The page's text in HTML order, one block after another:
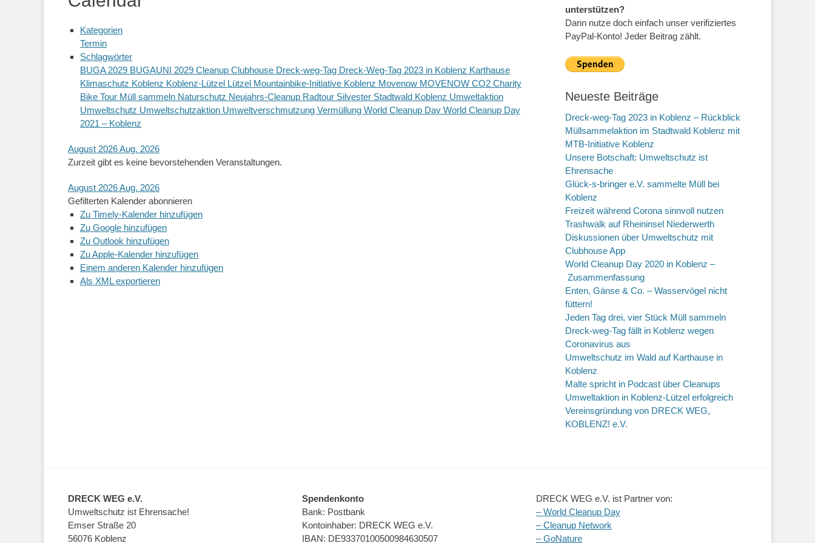
Kategorien
Termin
Schlagwörter
BUGA 2029 BUGAUNI 2029 Cleanup Clubhouse Dreck-weg-Tag Dreck-Weg-Tag 2023 in Koblenz Karthause
Klimaschutz Koblenz Koblenz-Lützel Lützel Mountainbike-Initiative Koblenz Movenow MOVENOW CO2 Charity
Bike Tour Müll sammeln Naturschutz Neujahrs-Cleanup Radtour Silvester Stadtwald Koblenz Umweltaktion
Umweltschutz Umweltschutzaktion Umweltverschmutzung Vermüllung World Cleanup Day World Cleanup Day
2021 – Koblenz
August 2026Aug. 2026
Zurzeit gibt es keine bevorstehenden Veranstaltungen.
August 2026Aug. 2026
Gefilterten Kalender abonnieren
Zu Timely-Kalender hinzufügen
Zu Google hinzufügen
Zu Outlook hinzufügen
Zu Apple-Kalender hinzufügen
Einem anderen Kalender hinzufügen
Als XML exportieren
unterstützen?
Dann nutze doch einfach unser verifiziertes
PayPal-Konto! Jeder Beitrag zählt.
Neueste Beiträge
Dreck-weg-Tag 2023 in Koblenz – Rückblick
Müllsammelaktion im Stadtwald Koblenz mit
MTB-Initiative Koblenz
Unsere Botschaft: Umweltschutz ist
Ehrensache
Glück-s-bringer e.V. sammelte Müll bei
Koblenz
Freizeit während Corona sinnvoll nutzen
Trashwalk auf Rheininsel Niederwerth
Diskussionen über Umweltschutz mit
Clubhouse App
World Cleanup Day 2020 in Koblenz –
Zusammenfassung
Enten, Gänse & Co. – Wasservögel nicht
füttern!
Jeden Tag drei, vier Stück Müll sammeln
Dreck-weg-Tag fällt in Koblenz wegen
Coronavirus aus
Umweltschutz im Wald auf Karthause in
Koblenz
Malte spricht in Podcast über Cleanups
Umweltaktion in Koblenz-Lützel erfolgreich
Vereinsgründung von DRECK WEG,
KOBLENZ! e.V.
DRECK WEG e.V.
Umweltschutz ist Ehrensache!
Emser Straße 20
56076 Koblenz
Spendenkonto
Bank: Postbank
Kontoinhaber: DRECK WEG e.V.
IBAN: DE93370100500984630507
DRECK WEG e.V. ist Partner von:
– World Cleanup Day
– Cleanup Network
– GoNature